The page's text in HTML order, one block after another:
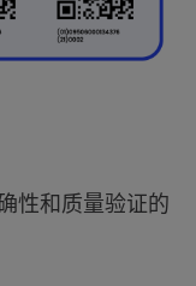
性和质量验证的